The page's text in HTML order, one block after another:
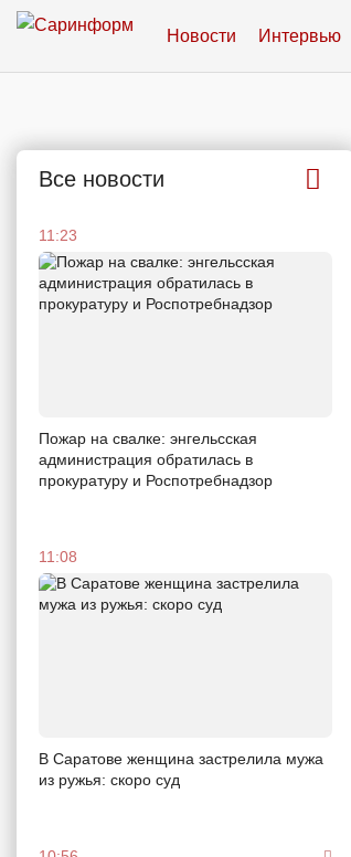
Новости Интервью
Все новости
11:23
Пожар на свалке: энгельсская
администрация обратилась в
прокуратуру и Роспотребнадзор
11:08
В Саратове женщина застрелила мужа
из ружья: скоро суд